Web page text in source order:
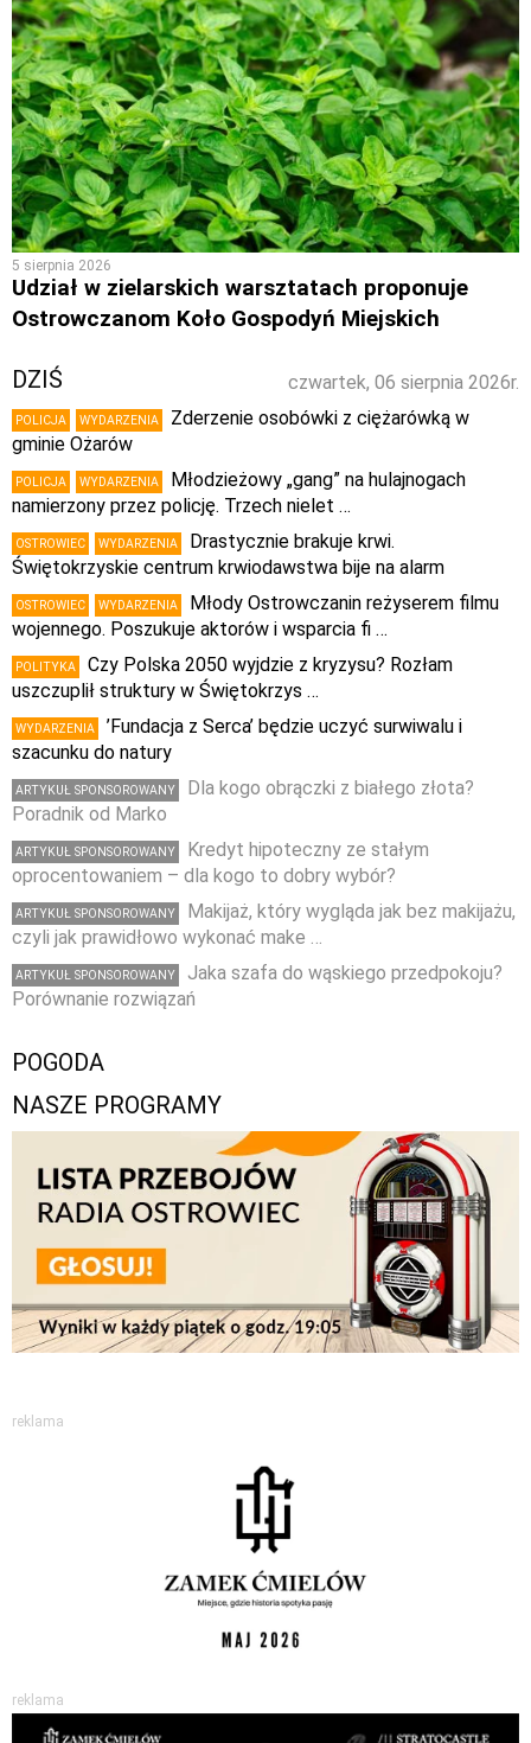
5 sierpnia 2026
Udział w zielarskich warsztatach proponuje
Ostrowczanom Koło Gospodyń Miejskich
czwartek, 06 sierpnia 2026r.
DZIŚ
POLICJA WYDARZENIA
Zderzenie osobówki z ciężarówką w
gminie Ożarów
POLICJA WYDARZENIA
Młodzieżowy „gang” na hulajnogach
namierzony przez policję. Trzech nielet …
OSTROWIEC WYDARZENIA
Drastycznie brakuje krwi.
Świętokrzyskie centrum krwiodawstwa bije na alarm
OSTROWIEC WYDARZENIA
Młody Ostrowczanin reżyserem filmu
wojennego. Poszukuje aktorów i wsparcia fi …
POLITYKA
Czy Polska 2050 wyjdzie z kryzysu? Rozłam
uszczuplił struktury w Świętokrzys …
WYDARZENIA
’Fundacja z Serca’ będzie uczyć surwiwalu i
szacunku do natury
ARTYKUŁ SPONSOROWANY
Dla kogo obrączki z białego złota?
Poradnik od Marko
ARTYKUŁ SPONSOROWANY
Kredyt hipoteczny ze stałym
oprocentowaniem – dla kogo to dobry wybór?
ARTYKUŁ SPONSOROWANY
Makijaż, który wygląda jak bez makijażu,
czyli jak prawidłowo wykonać make …
ARTYKUŁ SPONSOROWANY
Jaka szafa do wąskiego przedpokoju?
Porównanie rozwiązań
POGODA
NASZE PROGRAMY
reklama
reklama